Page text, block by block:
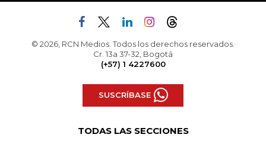
© 2026, RCN Medios. Todos los derechos reservados.
Cr. 13a 37-32, Bogotá
(+57) 1 4227600
SUSCRÍBASE
TODAS LAS SECCIONES